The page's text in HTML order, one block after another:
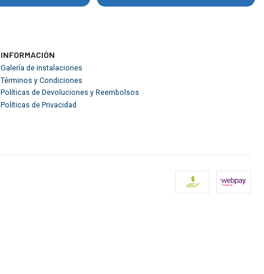
INFORMACIÓN
Galería de instalaciones
Términos y Condiciones
Políticas de Devoluciones y Reembolsos
Políticas de Privacidad